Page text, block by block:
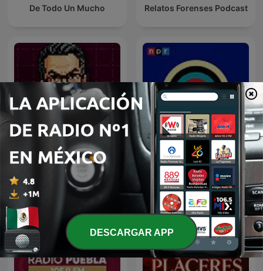
De Todo Un Mucho Relatos Forenses Podcast
No Son Horas Bullseye with Jesse Thorn
DESCARGAR APP